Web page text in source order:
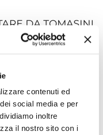
contenuti ed
social media e per
inoltre
il nostro sito con i
DA TOMASINI
PER TUTTE LE MARCHE